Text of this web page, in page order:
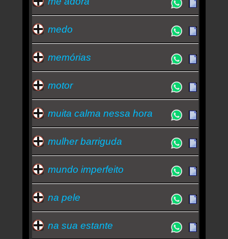
medo
memórias
motor
muita calma nessa hora
mulher barriguda
mundo imperfeito
na pele
na sua estante